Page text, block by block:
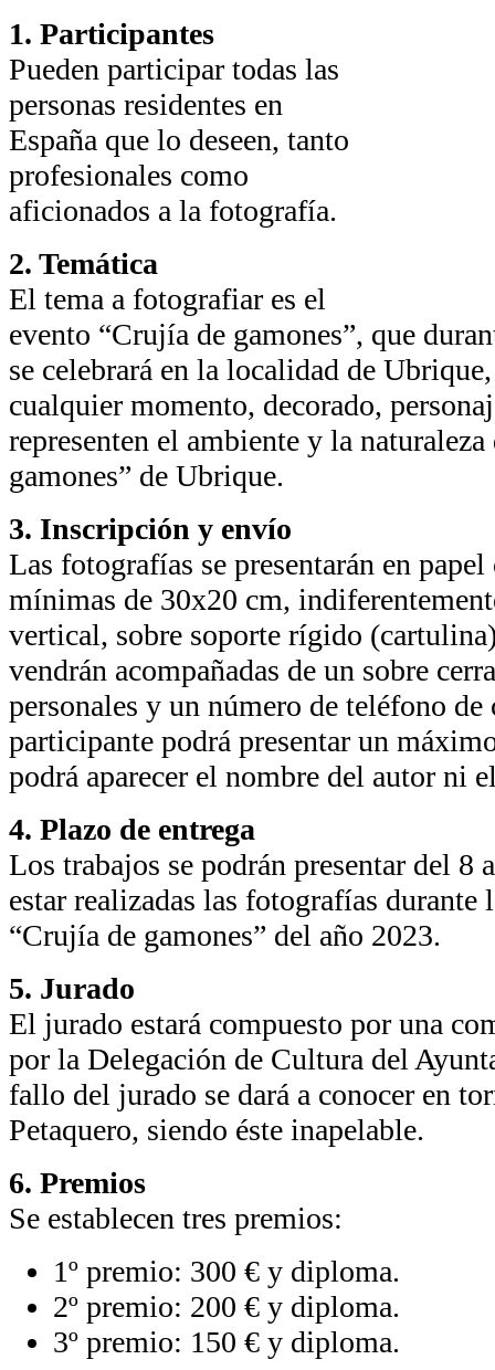
1. Participantes
Pueden participar todas las
personas residentes en
España que lo deseen, tanto
profesionales como
aficionados a la fotografía.
2. Temática
El tema a fotografiar es el
evento “Crujía de gamones”, que
se celebrará en la localidad de
cualquier momento, decorado,
representen el ambiente y la
gamones” de Ubrique.
3. Inscripción y envío
Las fotografías se presentarán en
mínimas de 30x20 cm,
vertical, sobre soporte rígido
vendrán acompañadas de un sobre
personales y un número de teléfono
participante podrá presentar un
podrá aparecer el nombre del autor ni
4. Plazo de entrega
Los trabajos se podrán presentar del 8
estar realizadas las fotografías durante
“Crujía de gamones” del año 2023.
5. Jurado
El jurado estará compuesto por una
por la Delegación de Cultura del
fallo del jurado se dará a conocer en
Petaquero, siendo éste inapelable.
6. Premios
Se establecen tres premios:
1º premio: 300 € y diploma.
2º premio: 200 € y diploma.
3º premio: 150 € y diploma.